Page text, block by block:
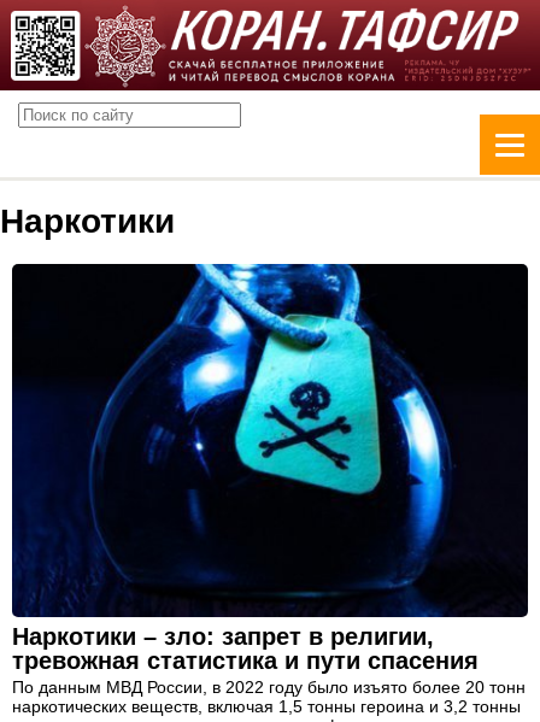
Наркотики
Наркотики – зло: запрет в религии,
тревожная статистика и пути спасения
По данным МВД России, в 2022 году было изъято более 20 тонн
наркотических веществ, включая 1,5 тонны героина и 3,2 тонны